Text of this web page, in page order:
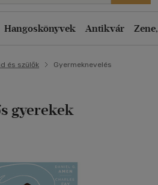
Hangoskönyvek Antikvár
és szülők Gyermeknevelés
gyerekek